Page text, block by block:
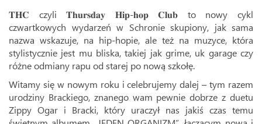
𝐓𝐇𝐂 czyli 𝐓𝐡𝐮𝐫𝐬𝐝𝐚𝐲 𝐇𝐢𝐩-𝐡𝐨𝐩 𝐂𝐥𝐮𝐛 to nowy cykl
czwartkowych wydarzeń w Schronie skupiony, jak sama
nazwa wskazuje, na hip-hopie, ale też na muzyce, która
stylistycznie jest mu bliska, takiej jak grime, uk garage czy
różne odmiany rapu od starej po nową szkołę.
Witamy się w nowym roku i celebrujemy dalej – tym razem
urodziny Brackiego, znanego wam pewnie dobrze z duetu
Zippy Ogar i Bracki, który uraczył nas jakiś czas temu